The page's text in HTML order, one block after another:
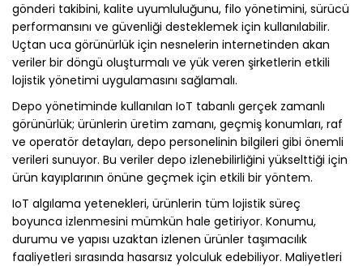
gönderi takibini, kalite uyumluluğunu, filo yönetimini, sürücü
performansını ve güvenliği desteklemek için kullanılabilir.
Uçtan uca görünürlük için nesnelerin internetinden akan
veriler bir döngü oluşturmalı ve yük veren şirketlerin etkili
lojistik yönetimi uygulamasını sağlamalı.
Depo yönetiminde kullanılan IoT tabanlı gerçek zamanlı
görünürlük; ürünlerin üretim zamanı, geçmiş konumları, raf
ve operatör detayları, depo personelinin bilgileri gibi önemli
verileri sunuyor. Bu veriler depo izlenebilirliğini yükselttiği için
ürün kayıplarının önüne geçmek için etkili bir yöntem.
IoT algılama yetenekleri, ürünlerin tüm lojistik süreç
boyunca izlenmesini mümkün hale getiriyor. Konumu,
durumu ve yapısı uzaktan izlenen ürünler taşımacılık
faaliyetleri sırasında hasarsız yolculuk edebiliyor. Maliyetleri